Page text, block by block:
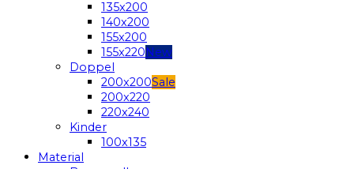
135x200
140x200
155x200
155x220
Doppel
200x200
200x220
220x240
Kinder
100x135
Material